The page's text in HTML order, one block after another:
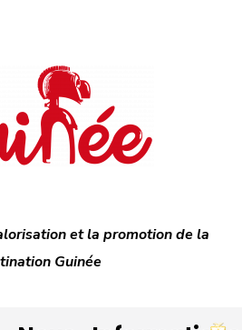
et la promotion de la
Guinée